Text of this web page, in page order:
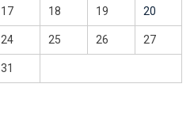
17 18 19 20
24 25 26 27
31